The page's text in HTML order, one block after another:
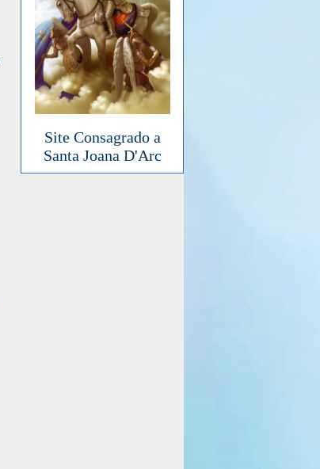
Site Consagrado a
Santa Joana D'Arc